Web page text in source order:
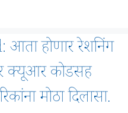
होणार रेशनिंग
क्यूआर कोडसह
मोठा दिलासा.